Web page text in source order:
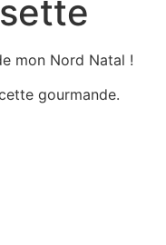
mon Nord Natal !
gourmande.